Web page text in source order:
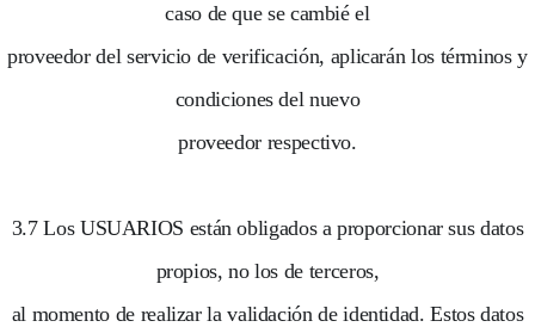
caso de que se cambié el
proveedor del servicio de verificación, aplicarán los términos y
condiciones del nuevo
proveedor respectivo.
3.7 Los USUARIOS están obligados a proporcionar sus datos
propios, no los de terceros,
al momento de realizar la validación de identidad. Estos datos